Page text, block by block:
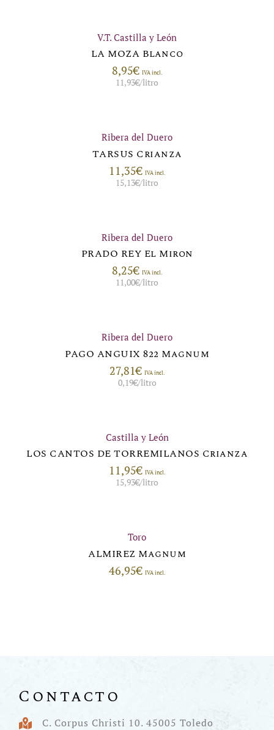
V.T. Castilla y León
LA MOZA Blanco
8,95€ IVA incl.
11,93€/litro
Ribera del Duero
TARSUS Crianza
11,35€ IVA incl.
15,13€/litro
Ribera del Duero
PRADO REY El Miron
8,25€ IVA incl.
11,00€/litro
Ribera del Duero
PAGO ANGUIX 822 Magnum
27,81€ IVA incl.
0,19€/litro
Castilla y León
LOS CANTOS DE TORREMILANOS Crianza
11,95€ IVA incl.
15,93€/litro
Toro
ALMIREZ Magnum
46,95€ IVA incl.
Contacto
C. Corpus Christi 10. 45005 Toledo